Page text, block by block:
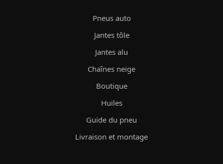
Pneus auto
Jantes tôle
Jantes alu
Chaînes neige
Boutique
Huiles
Guide du pneu
Livraison et montage